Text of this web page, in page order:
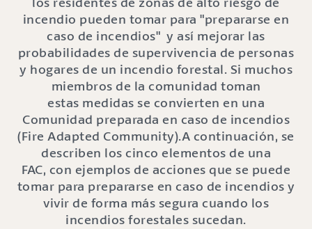
incendio pueden tomar para "prepararse en
caso de incendios" y así mejorar las
probabilidades de supervivencia de personas
y hogares de un incendio forestal. Si muchos
miembros de la comunidad toman
estas medidas se convierten en una
Comunidad preparada en caso de incendios
(Fire Adapted Community).A continuación, se
describen los cinco elementos de una
FAC, con ejemplos de acciones que se puede
tomar para prepararse en caso de incendios y
vivir de forma más segura cuando los
incendios forestales sucedan.